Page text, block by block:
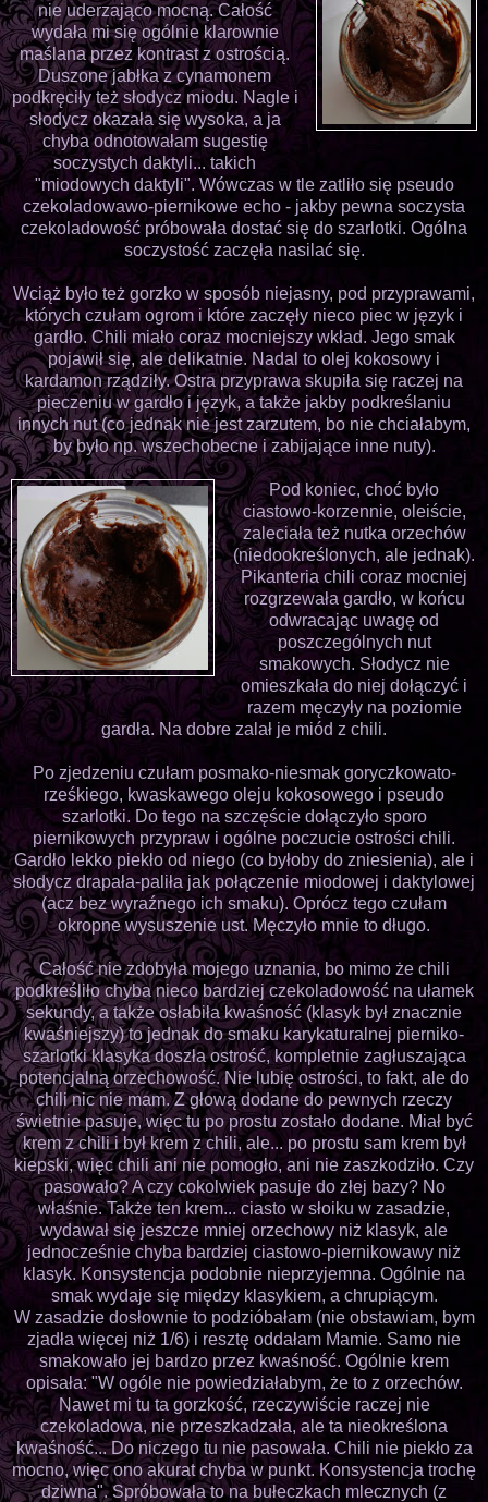
nie uderzająco mocną. Całość
wydała mi się ogólnie klarownie
maślana przez kontrast z ostrością.
Duszone jabłka z cynamonem
podkręciły też słodycz miodu. Nagle i
słodycz okazała się wysoka, a ja
chyba odnotowałam sugestię
soczystych daktyli... takich
"miodowych daktyli". Wówczas w tle zatliło się pseudo
czekoladowawo-piernikowe echo - jakby pewna soczysta
czekoladowość próbowała dostać się do szarlotki. Ogólna
soczystość zaczęła nasilać się.
Wciąż było też gorzko w sposób niejasny, pod przyprawami,
których czułam ogrom i które zaczęły nieco piec w język i
gardło. Chili miało coraz mocniejszy wkład. Jego smak
pojawił się, ale delikatnie. Nadal to olej kokosowy i
kardamon rządziły. Ostra przyprawa skupiła się raczej na
pieczeniu w gardło i język, a także jakby podkreślaniu
innych nut (co jednak nie jest zarzutem, bo nie chciałabym,
by było np. wszechobecne i zabijające inne nuty).
Pod koniec, choć było
ciastowo-korzennie, oleiście,
zaleciała też nutka orzechów
(niedookreślonych, ale jednak).
Pikanteria chili coraz mocniej
rozgrzewała gardło, w końcu
odwracając uwagę od
poszczególnych nut
smakowych. Słodycz nie
omieszkała do niej dołączyć i
razem męczyły na poziomie
gardła. Na dobre zalał je miód z chili.
Po zjedzeniu czułam posmako-niesmak goryczkowato-
rześkiego, kwaskawego oleju kokosowego i pseudo
szarlotki. Do tego na szczęście dołączyło sporo
piernikowych przypraw i ogólne poczucie ostrości chili.
Gardło lekko piekło od niego (co byłoby do zniesienia), ale i
słodycz drapała-paliła jak połączenie miodowej i daktylowej
(acz bez wyraźnego ich smaku). Oprócz tego czułam
okropne wysuszenie ust. Męczyło mnie to długo.
Całość nie zdobyła mojego uznania, bo mimo że chili
podkreśliło chyba nieco bardziej czekoladowość na ułamek
sekundy, a także osłabiła kwaśność (klasyk był znacznie
kwaśniejszy) to jednak do smaku karykaturalnej pierniko-
szarlotki klasyka doszła ostrość, kompletnie zagłuszająca
potencjalną orzechowość. Nie lubię ostrości, to fakt, ale do
chili nic nie mam. Z głową dodane do pewnych rzeczy
świetnie pasuje, więc tu po prostu zostało dodane. Miał być
krem z chili i był krem z chili, ale... po prostu sam krem był
kiepski, więc chili ani nie pomogło, ani nie zaszkodziło. Czy
pasowało? A czy cokolwiek pasuje do złej bazy? No
właśnie. Także ten krem... ciasto w słoiku w zasadzie,
wydawał się jeszcze mniej orzechowy niż klasyk, ale
jednocześnie chyba bardziej ciastowo-piernikowawy niż
klasyk. Konsystencja podobnie nieprzyjemna. Ogólnie na
smak wydaje się między klasykiem, a chrupiącym.
W zasadzie dosłownie to podzióbałam (nie obstawiam, bym
zjadła więcej niż 1/6) i resztę oddałam Mamie. Samo nie
smakowało jej bardzo przez kwaśność. Ogólnie krem
opisała: "W ogóle nie powiedziałabym, że to z orzechów.
Nawet mi tu ta gorzkość, rzeczywiście raczej nie
czekoladowa, nie przeszkadzała, ale ta nieokreślona
kwaśność... Do niczego tu nie pasowała. Chili nie piekło za
mocno, więc ono akurat chyba w punkt. Konsystencja trochę
dziwna". Spróbowała to na bułeczkach mlecznych (z